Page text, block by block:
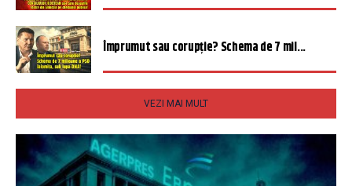
Împrumut sau corupție? Schema de 7 mil...
VEZI MAI MULT